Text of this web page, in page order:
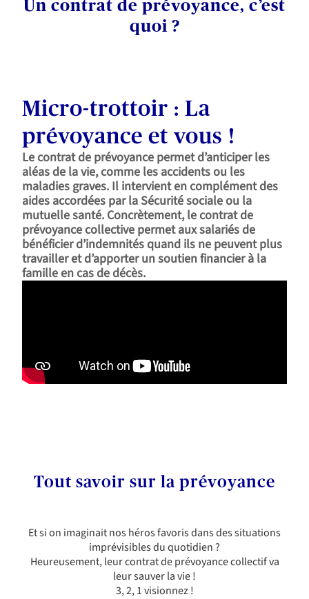
Un contrat de prévoyance, c’est
quoi ?
Micro-trottoir : La
prévoyance et vous !
Le contrat de prévoyance permet d’anticiper les
aléas de la vie, comme les accidents ou les
maladies graves. Il intervient en complément des
aides accordées par la Sécurité sociale ou la
mutuelle santé. Concrètement, le contrat de
prévoyance collective permet aux salariés de
bénéficier d’indemnités quand ils ne peuvent plus
travailler et d’apporter un soutien financier à la
famille en cas de décès.
Tout savoir sur la prévoyance
Et si on imaginait nos héros favoris dans des situations
imprévisibles du quotidien ?
Heureusement, leur contrat de prévoyance collectif va
leur sauver la vie !
3, 2, 1 visionnez !